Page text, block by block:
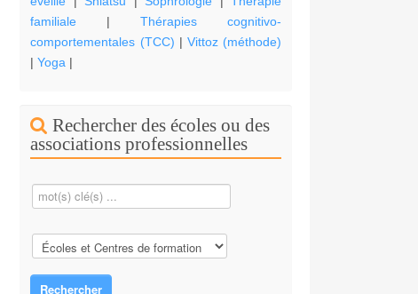
familiale |Thérapies cognitivo-
comportementales (TCC) | Vittoz (méthode)
|Yoga |
Rechercher des écoles ou des
associations professionnelles
Rechercher